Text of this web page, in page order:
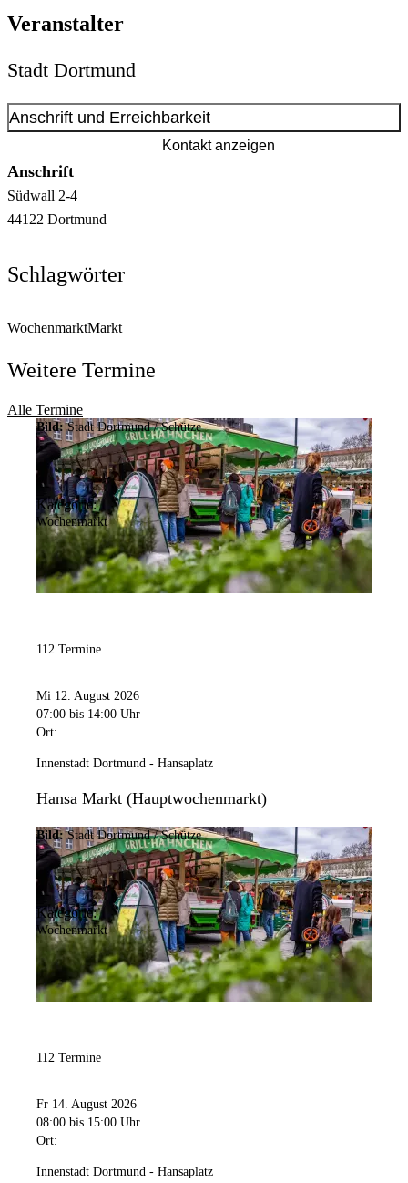
Veranstalter
Stadt Dortmund
Anschrift und Erreichbarkeit
Kontakt anzeigen
Anschrift
Südwall 2-4
44122 Dortmund
Schlagwörter
WochenmarktMarkt
Weitere Termine
Alle Termine
Bild: Stadt Dortmund / Schütze
Kategorie:
Wochenmarkt
112 Termine
Mi 12. August 2026
07:00 bis 14:00 Uhr
Ort:
Innenstadt Dortmund - Hansaplatz
Hansa Markt (Hauptwochenmarkt)
Bild: Stadt Dortmund / Schütze
Kategorie:
Wochenmarkt
112 Termine
Fr 14. August 2026
08:00 bis 15:00 Uhr
Ort:
Innenstadt Dortmund - Hansaplatz